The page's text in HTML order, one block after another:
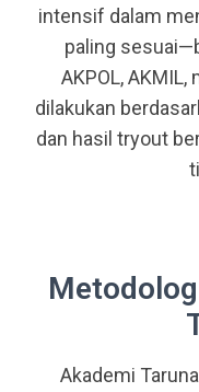
intensif dalam
paling
AKPOL,
dilakukan
dan hasil tryout
Akademi